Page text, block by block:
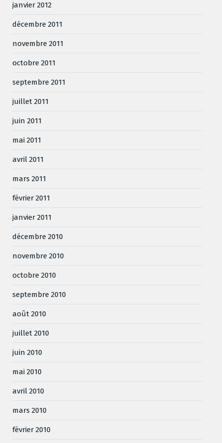
janvier 2012
décembre 2011
novembre 2011
octobre 2011
septembre 2011
juillet 2011
juin 2011
mai 2011
avril 2011
mars 2011
février 2011
janvier 2011
décembre 2010
novembre 2010
octobre 2010
septembre 2010
août 2010
juillet 2010
juin 2010
mai 2010
avril 2010
mars 2010
février 2010